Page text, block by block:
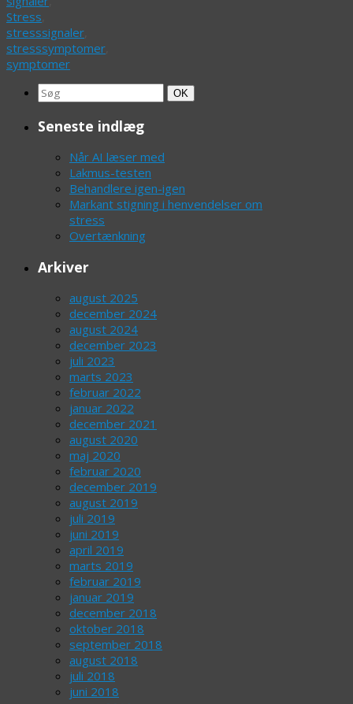
Stress
stresssignaler
stresssymptomer
symptomer
Search
for:
Søg
OK
Seneste indlæg
Når AI læser med
Lakmus-testen
Behandlere igen-igen
Markant stigning i henvendelser om
stress
Overtænkning
Arkiver
august 2025
december 2024
august 2024
december 2023
juli 2023
marts 2023
februar 2022
januar 2022
december 2021
august 2020
maj 2020
februar 2020
december 2019
august 2019
juli 2019
juni 2019
april 2019
marts 2019
februar 2019
januar 2019
december 2018
oktober 2018
september 2018
august 2018
juli 2018
juni 2018